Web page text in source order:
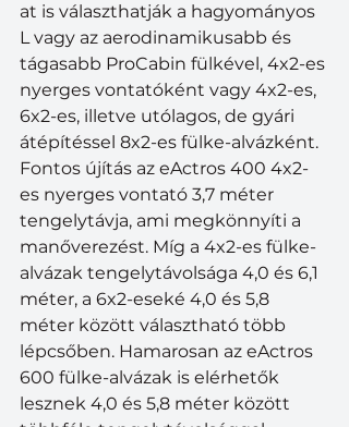
at is választhatják a hagyományos
L vagy az aerodinamikusabb és
tágasabb ProCabin fülkével, 4x2-es
nyerges vontatóként vagy 4x2-es,
6x2-es, illetve utólagos, de gyári
átépítéssel 8x2-es fülke-alvázként.
Fontos újítás az eActros 400 4x2-
es nyerges vontató 3,7 méter
tengelytávja, ami megkönnyíti a
manőverezést. Míg a 4x2-es fülke-
alvázak tengelytávolsága 4,0 és 6,1
méter, a 6x2-eseké 4,0 és 5,8
méter között választható több
lépcsőben. Hamarosan az eActros
600 fülke-alvázak is elérhetők
lesznek 4,0 és 5,8 méter között